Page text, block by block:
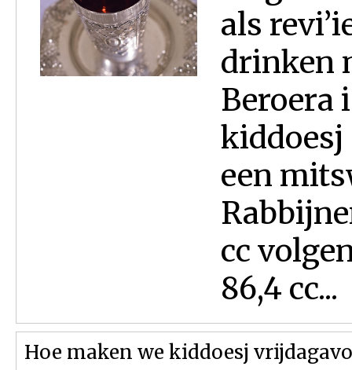
als
drinken
Beroera
kiddoesj
een
cc
86,4 cc...
Hoe maken we kiddoesj